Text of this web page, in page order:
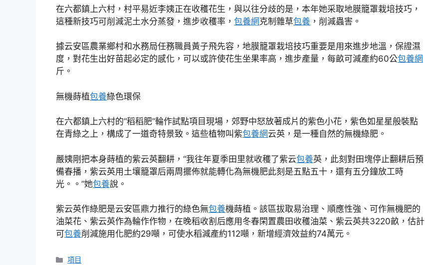
在六都鎮上六村，村平易近李姨正在收穫花生，與以往分歧的是，本年她采取地膜籠罩栽培技巧，
這種新技巧可削減泥土水分蒸發，進步收穫率， 包養網克制雜草包養 ，削減蟲害。
據云安區農業鄉村和水務局任務職員黃子飛先容，地膜籠罩栽培技巧重要是用來進步地溫，保證濕
度，對花生出好苗起必定的感化，可以或許使花生坐果率高，進步產量，每畝可減產約60公包養網
斤。
無機蒔植包養綠色環保
在六都鎮上六村的“稻稻肥”輪作試點項目現場，郊野中怒放著成片的紫色小花，紫色如星星般裝點
在青綠之上，構成了一道奇特景致。這些植物叫紫包養網云英，是一種自然的無機綠肥。
嚴姨剛把本身蒔植的紫云英翻耕，“我往年夏季田里就收穫了紫云包養英，此刻對田塊停止翻耕后預
備春播，紫云英用土壤籠罩后兩周擺佈就能轉化為無機肥此刻是五點五十，還有五分鐘放工時
光。。”她包養說。
紫云英作綠肥是云安區鼎力推行的綠色無包養機蒔植。該區拔取易治理、順應性強、可作無機肥的
油菜花、紫云英作為輪作作物，在晚稻收割后應用冬春閑置農田收穫油菜、紫云英共3220畝，估計
可包養削減施用化肥約29噸，可使水稻減產約112噸，新增經濟效益約74萬元。
分
項目